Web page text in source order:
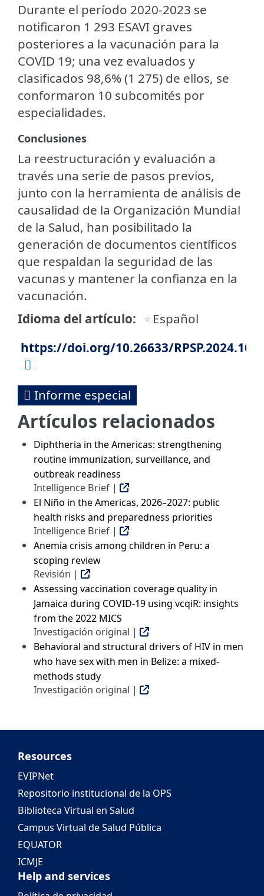
Durante el período 2020-2023 se
notificaron 1 293 ESAVI graves
posteriores a la vacunación para la
COVID 19; una vez evaluados y
clasificados 98,6% (1 275) de ellos, se
conformaron 10 subcomités por
especialidades.
Conclusiones
La reestructuración y evaluación a
través una serie de pasos previos,
junto con la herramienta de análisis de
causalidad de la Organización Mundial
de la Salud, han posibilitado la
generación de documentos científicos
que respaldan la seguridad de las
vacunas y mantener la confianza en la
vacunación.
Idioma del artículo
Español
https://doi.org/10.26633/RPSP.2024.106
Informe especial
Artículos relacionados
Diphtheria in the Americas: strengthening
routine immunization, surveillance, and
outbreak readiness
Intelligence Brief |
El Niño in the Americas, 2026–2027: public
health risks and preparedness priorities
Intelligence Brief |
Anemia crisis among children in Peru: a
scoping review
Revisión |
Assessing vaccination coverage quality in
Jamaica during COVID-19 using vcqiR: insights
from the 2022 MICS
Investigación original |
Behavioral and structural drivers of HIV in men
who have sex with men in Belize: a mixed-
methods study
Investigación original |
Resources
EVIPNet
Repositorio institucional de la OPS
Biblioteca Virtual en Salud
Campus Virtual de Salud Pública
EQUATOR
ICMJE
Help and services